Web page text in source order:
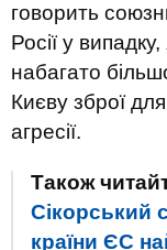
говорить
Росії у
набагато
Києву зброї
агресії.
Також
Сікорський
країни ЄС